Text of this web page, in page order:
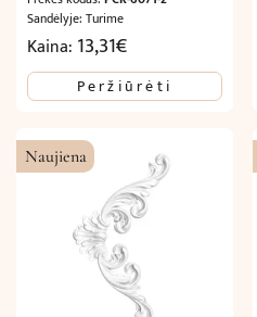
Sandėlyje: Turime
Kaina: 13,31€
Peržiūrėti
Naujiena